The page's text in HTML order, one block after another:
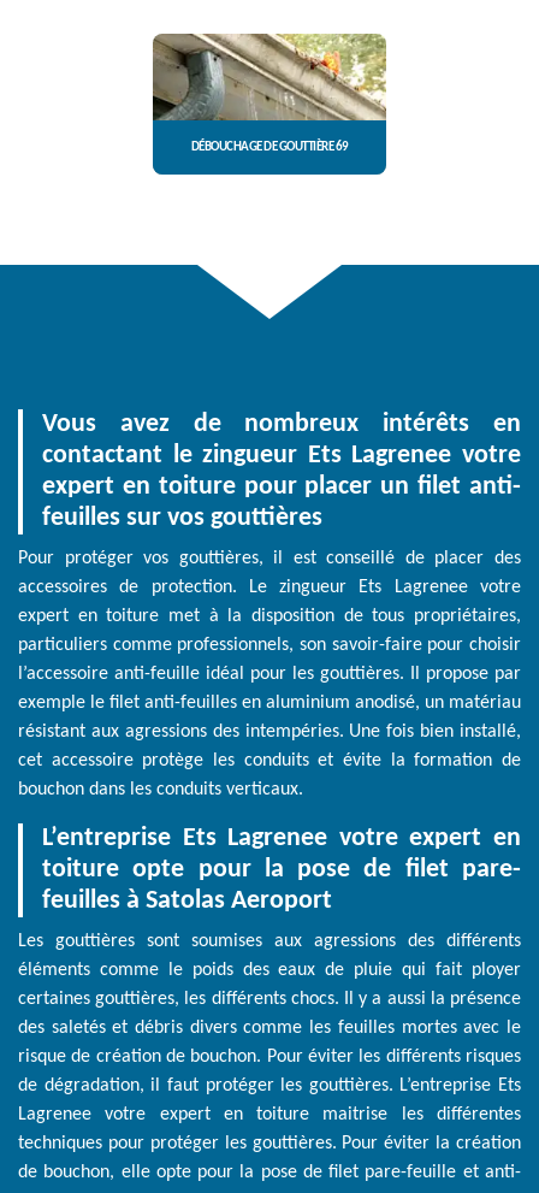
DÉBOUCHAGE DE GOUTTIÈRE 69
Vous avez de nombreux intérêts en
contactant le zingueur Ets Lagrenee votre
expert en toiture pour placer un filet anti-
feuilles sur vos gouttières
Pour protéger vos gouttières, il est conseillé de placer des
accessoires de protection. Le zingueur Ets Lagrenee votre
expert en toiture met à la disposition de tous propriétaires,
particuliers comme professionnels, son savoir-faire pour choisir
l’accessoire anti-feuille idéal pour les gouttières. Il propose par
exemple le filet anti-feuilles en aluminium anodisé, un matériau
résistant aux agressions des intempéries. Une fois bien installé,
cet accessoire protège les conduits et évite la formation de
bouchon dans les conduits verticaux.
L’entreprise Ets Lagrenee votre expert en
toiture opte pour la pose de filet pare-
feuilles à Satolas Aeroport
Les gouttières sont soumises aux agressions des différents
éléments comme le poids des eaux de pluie qui fait ployer
certaines gouttières, les différents chocs. Il y a aussi la présence
des saletés et débris divers comme les feuilles mortes avec le
risque de création de bouchon. Pour éviter les différents risques
de dégradation, il faut protéger les gouttières. L’entreprise Ets
Lagrenee votre expert en toiture maitrise les différentes
techniques pour protéger les gouttières. Pour éviter la création
de bouchon, elle opte pour la pose de filet pare-feuille et anti-